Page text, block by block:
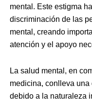
mental. Este estigma
discriminación de las
mental, creando
atención y el apoyo
La salud mental, en
medicina, conlleva
debido a la naturaleza